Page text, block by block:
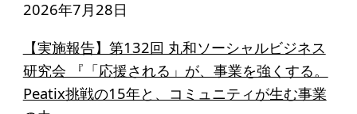
2026年7月28日
【実施報告】第132回 丸和ソーシャルビジネス
研究会 『「応援される」が、事業を強くする。
Peatix挑戦の15年と、コミュニティが生む事業